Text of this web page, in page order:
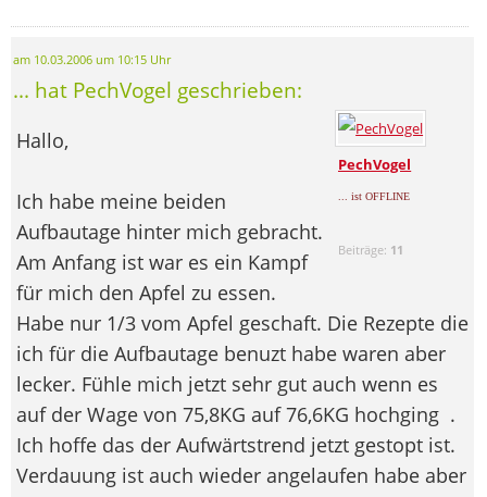
am 10.03.2006 um 10:15 Uhr
... hat PechVogel geschrieben:
PechVogel
... ist OFFLINE
Beiträge: 11
Hallo,
Ich habe meine beiden
Aufbautage hinter mich gebracht.
Am Anfang ist war es ein Kampf
für mich den Apfel zu essen.
Habe nur 1/3 vom Apfel geschaft. Die Rezepte die
ich für die Aufbautage benuzt habe waren aber
lecker. Fühle mich jetzt sehr gut auch wenn es
auf der Wage von 75,8KG auf 76,6KG hochging .
Ich hoffe das der Aufwärtstrend jetzt gestopt ist.
Verdauung ist auch wieder angelaufen habe aber